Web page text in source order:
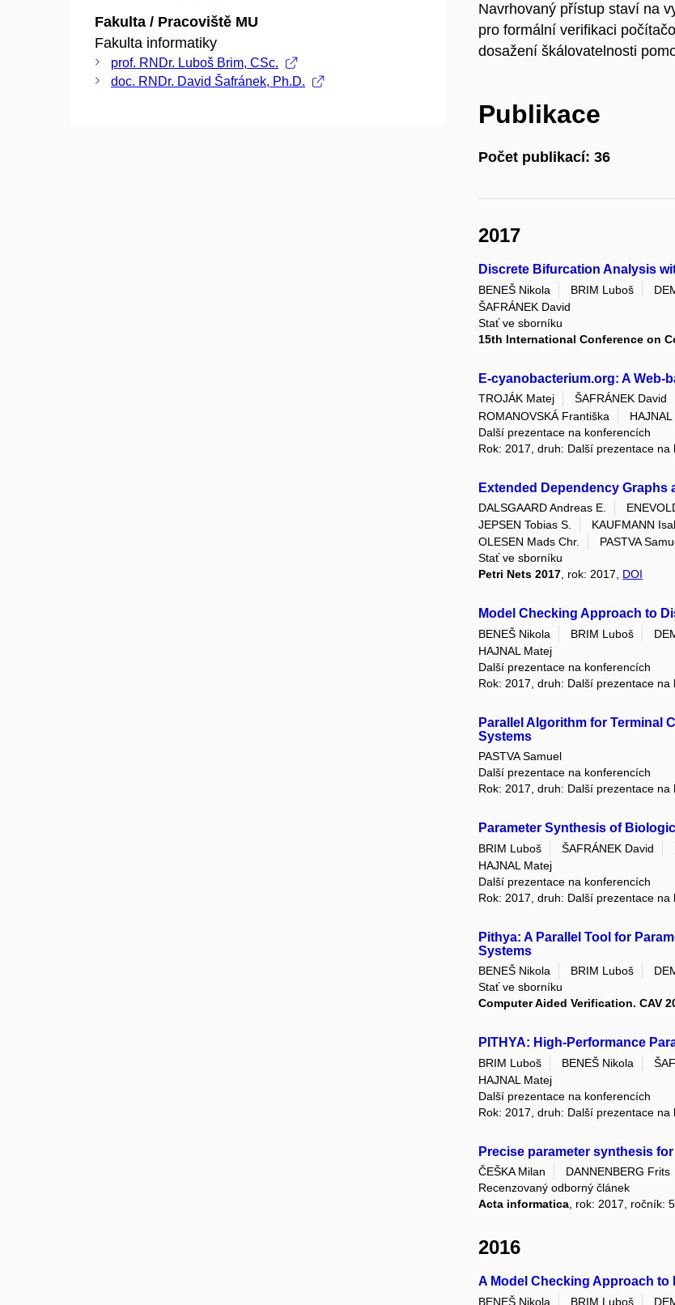
Fakulta / Pracoviště MU
Fakulta informatiky
prof. RNDr. Luboš Brim, CSc.
doc. RNDr. David Šafránek, Ph.D.
Navrhovaný přístup staví na
pro formální verifikaci
dosažení škálovatelnosti
Publikace
Počet publikací: 36
2017
Discrete Bifurcation Analysis
BENEŠ Nikola BRIM Luboš
ŠAFRÁNEK David
Stať ve sborníku
15th International Conference on
E-cyanobacterium.org: A
TROJÁK Matej ŠAFRÁNEK David
ROMANOVSKÁ Františka
Další prezentace na konferencích
Rok: 2017, druh: Další prezentace na
Extended Dependency
DALSGAARD Andreas E.
JEPSEN Tobias S.
KAUFMANN
OLESEN Mads Chr.
PASTVA
Stať ve sborníku
Petri Nets 2017, rok: 2017, DOI
Model Checking Approach to
BENEŠ Nikola BRIM Luboš
HAJNAL Matej
Další prezentace na konferencích
Rok: 2017, druh: Další prezentace na
Parallel Algorithm for Terminal
Systems
PASTVA Samuel
Další prezentace na konferencích
Rok: 2017, druh: Další prezentace na
Parameter Synthesis of
BRIM Luboš ŠAFRÁNEK David
HAJNAL Matej
Další prezentace na konferencích
Rok: 2017, druh: Další prezentace na
Pithya: A Parallel Tool for
Systems
BENEŠ Nikola BRIM Luboš
Stať ve sborníku
Computer Aided Verification. CAV
PITHYA: High-Performance
BRIM Luboš BENEŠ Nikola
HAJNAL Matej
Další prezentace na konferencích
Rok: 2017, druh: Další prezentace na
Precise parameter synthesis
ČEŠKA Milan DANNENBERG Frits
Recenzovaný odborný článek
Acta informatica , rok: 2017, ročník:
2016
A Model Checking Approach
BENEŠ Nikola BRIM Luboš